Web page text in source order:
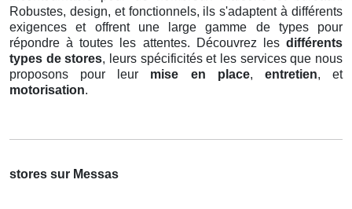
Robustes, design, et fonctionnels, ils s'adaptent à différents
exigences et offrent une large gamme de types pour
répondre à toutes les attentes. Découvrez les différents
types de stores, leurs spécificités et les services que nous
proposons pour leur mise en place, entretien, et
motorisation.
stores sur Messas